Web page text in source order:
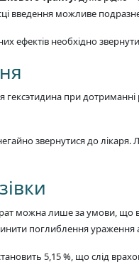
введення можливе
ефектів необхідно
гексэтидина при
звернутися до
можна лише за умови, що
поглиблення ураження
5,15 %, що слід